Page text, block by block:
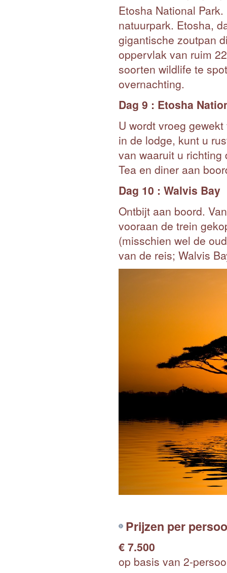
Etosha National
natuurpark. Etosha,
gigantische zoutpan
oppervlak van ruim
soorten wildlife te
overnachting.
Dag 9 : Etosha
U wordt vroeg
in de lodge, kunt u
van waaruit u
Tea en diner aan
Dag 10 : Walvis Bay
Ontbijt aan boord.
vooraan de trein
(misschien wel de
van de reis; Walvis
Prijzen per
€ 7.500
op basis van 2-